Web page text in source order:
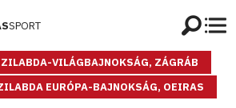
SPORT
VILÁGBAJNOKSÁG, ZÁGRÁB
EURÓPA-BAJNOKSÁG, OEIRAS